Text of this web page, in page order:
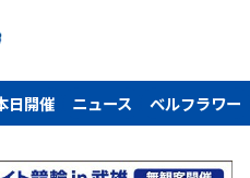
日開催 ニュース ベルフラワー